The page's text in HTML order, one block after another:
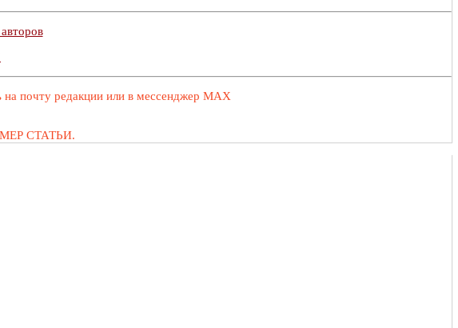
на почту редакции или в мессенджер MAX
СТАТЬИ.